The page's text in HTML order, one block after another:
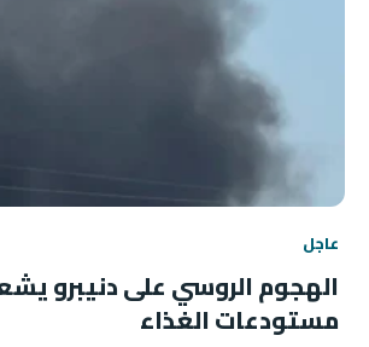
عاجل
الهجوم الروسي على دنيبرو
مستودعات الغذاء